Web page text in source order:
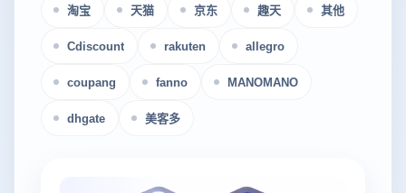
淘宝 天猫 京东 趣天 其他
Cdiscount rakuten allegro
coupang fanno MANOMANO
dhgate 美客多